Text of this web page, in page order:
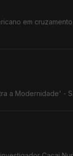
em
a Modernidade' -